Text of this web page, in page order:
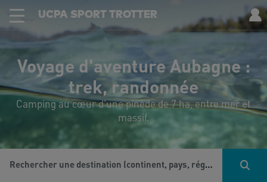
UCPA SPORT TROTTER
Voyage d'aventure Aubagne :
trek, randonnée
Camping au cœur d'une pinède de 7 ha, entre mer et
massif.
Rechercher une destination (continent, pays, région...), une activité...